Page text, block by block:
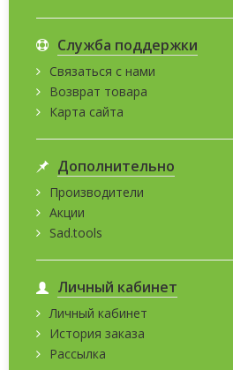
Служба поддержки
Связаться с нами
Возврат товара
Карта сайта
Дополнительно
Производители
Акции
Sad.tools
Личный кабинет
Личный кабинет
История заказа
Рассылка